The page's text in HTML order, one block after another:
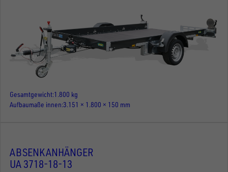
Gesamtgewicht 1.800 kg
Aufbaumaße innen 3.151 × 1.800 × 150 mm
ABSENKANHÄNGER
UA 3718-18-13